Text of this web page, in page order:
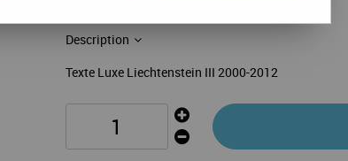
Description
Texte Luxe Liechtenstein III 2000-2012